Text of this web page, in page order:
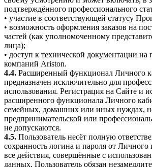
подтверждённого профессионального
• участие в соответствующей статусу
• возможность оформления заказов на
частей (как уполномоченному
лица);
• доступ к технической документации
компаний Ariston.
4.4. Расширенный функционал Личного
предназначен исключительно для
использования. Регистрация на Сайте и
расширенного функционала Личного
семейных, домашних или иных нуждах,
предпринимательской или
не допускаются.
4.5. Пользователь несёт полную
сохранность логина и пароля от Личного
все действия, совершённые с
данных. Пользователь обязан